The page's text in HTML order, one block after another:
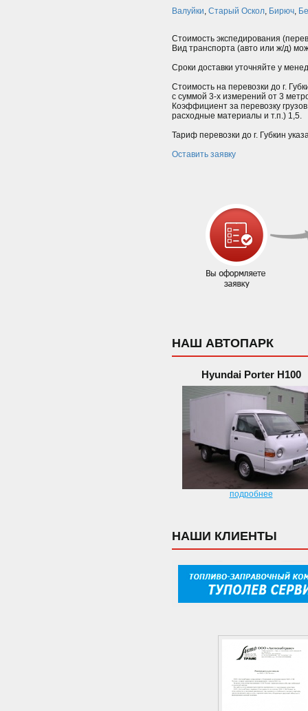
Валуйки, Старый Оскол, Бирюч,
Стоимость экспедирования
Вид транспорта (авто или ж/д)
Сроки доставки уточняйте у
Стоимость на перевозки до г.
с суммой 3-х измерений от 3
Коэффициент за перевозку
расходные материалы и т.п.) 1,5.
Тариф перевозки до г. Губкин
Оставить заявку
НАШ АВТОПАРК
Hyundai Porter H100
подробнее
НАШИ КЛИЕНТЫ